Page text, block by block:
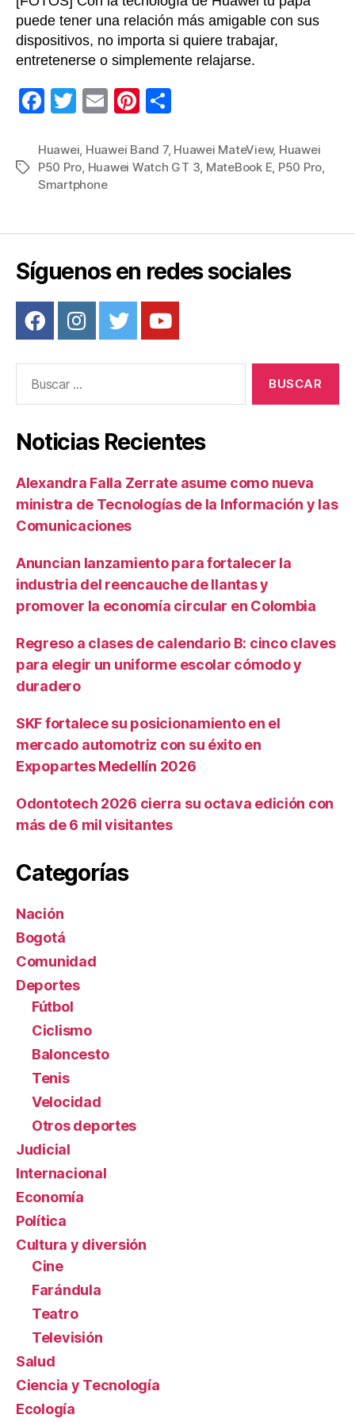
puede tener una relación más amigable con sus
dispositivos, no importa si quiere trabajar,
entretenerse o simplemente relajarse.
F
c
e
o
k
T
tt
er
E
ail
Pi
er
e
m
p
tir
Etiquetas
Huawei, Huawei Band 7, Huawei MateView, Huawei
P50 Pro, Huawei Watch GT 3, MateBook E, P50 Pro,
Smartphone
Síguenos en redes sociales
Noticias Recientes
Alexandra Falla Zerrate asume como nueva
ministra de Tecnologías de la Información y las
Comunicaciones
Anuncian lanzamiento para fortalecer la
industria del reencauche de llantas y
promover la economía circular en Colombia
Regreso a clases de calendario B: cinco claves
para elegir un uniforme escolar cómodo y
duradero
SKF fortalece su posicionamiento en el
mercado automotriz con su éxito en
Expopartes Medellín 2026
Odontotech 2026 cierra su octava edición con
más de 6 mil visitantes
Categorías
Nación
Bogotá
Comunidad
Deportes
Fútbol
Ciclismo
Baloncesto
Tenis
Velocidad
Otros deportes
Judicial
Internacional
Economía
Política
Cultura y diversión
Cine
Farándula
Teatro
Televisión
Salud
Ciencia y Tecnología
Ecología